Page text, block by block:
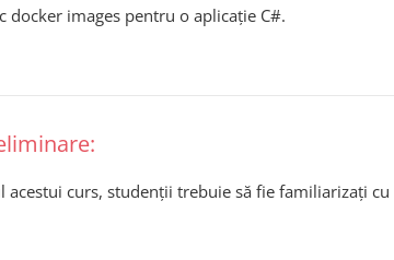
docker images pentru o aplicație C#.
acestui curs, studenții trebuie să fie familiarizați